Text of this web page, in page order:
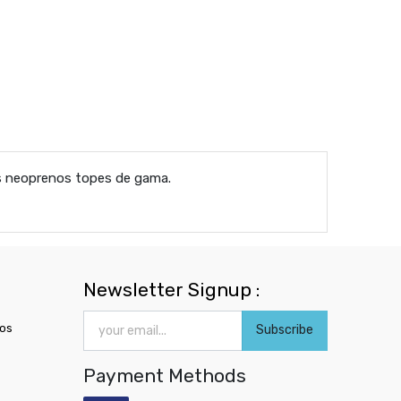
neoprenos topes de gama.
Newsletter Signup :
Subscribe
Payment Methods